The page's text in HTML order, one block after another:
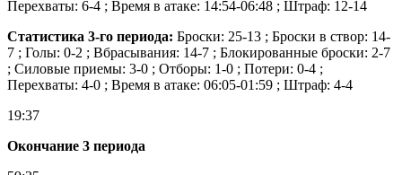
Перехваты: 6-4 ; Время в атаке: 14:54-06:48 ; Штраф: 12-14
Статистика 3-го периода: Броски: 25-13 ; Броски в створ: 14-
7 ; Голы: 0-2 ; Вбрасывания: 14-7 ; Блокированные броски: 2-7
; Силовые приемы: 3-0 ; Отборы: 1-0 ; Потери: 0-4 ;
Перехваты: 4-0 ; Время в атаке: 06:05-01:59 ; Штраф: 4-4
19:37
Окончание 3 периода